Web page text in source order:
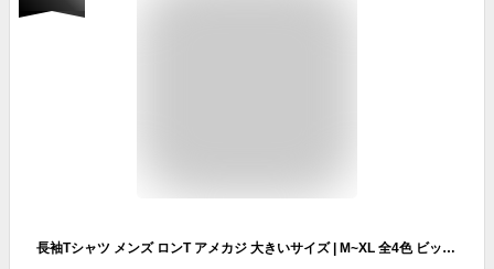
長袖Tシャツ メンズ ロンT アメカジ 大きいサイズ | M~XL 全4色 ビックシルエット 長袖 Tシャツ ロンティー カットソー トップス 春 秋 無地 ブランド インナー オシャレ かっこいい メンズファッション 20代 30代 40代 50代 カジュアル 服 人気 オススメ